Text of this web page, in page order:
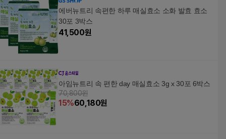
에버뉴트리 속편한 하루 매실효소 소화 발효 효소
30포 3박스
41,500원
아임뉴트리 속 편한 day 매실효소 3g x 30포 6박스
70,800원
15%60,180원